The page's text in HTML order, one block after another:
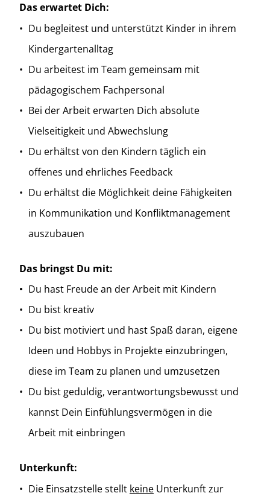
Das erwartet Dich:
Du begleitest und unterstützt Kinder in ihrem
Kindergartenalltag
Du arbeitest im Team gemeinsam mit
pädagogischem Fachpersonal
Bei der Arbeit erwarten Dich absolute
Vielseitigkeit und Abwechslung
Du erhältst von den Kindern täglich ein
offenes und ehrliches Feedback
Du erhältst die Möglichkeit deine Fähigkeiten
in Kommunikation und Konfliktmanagement
auszubauen
Das bringst Du mit:
Du hast Freude an der Arbeit mit Kindern
Du bist kreativ
Du bist motiviert und hast Spaß daran, eigene
Ideen und Hobbys in Projekte einzubringen,
diese im Team zu planen und umzusetzen
Du bist geduldig, verantwortungsbewusst und
kannst Dein Einfühlungsvermögen in die
Arbeit mit einbringen
Unterkunft:
Die Einsatzstelle stellt keine Unterkunft zur